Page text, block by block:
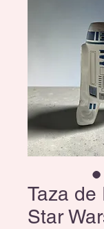
Taza de
Star